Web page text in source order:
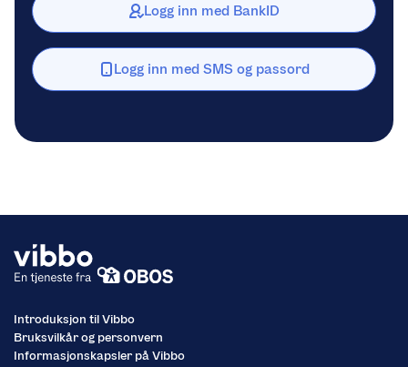
Logg inn med BankID
Logg inn med SMS og passord
Introduksjon til Vibbo
Bruksvilkår og personvern
Informasjonskapsler på Vibbo